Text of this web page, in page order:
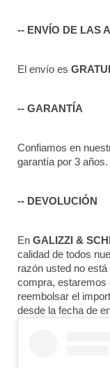
-- ENVÍO DE LAS
El envío es
-- GARANTÍA
Confiamos en
garantía por 3 años.
-- DEVOLUCIÓN
En GALIZZI &
calidad de todos
razón usted no
compra, estaremos
reembolsar el
desde la fecha de